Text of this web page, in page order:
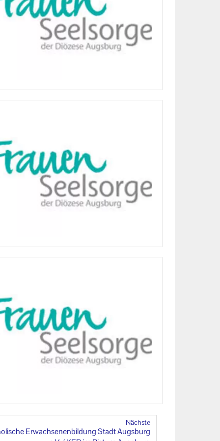
Nächste
Er­wach­se­nen­bil­dung Stadt Augs­burg